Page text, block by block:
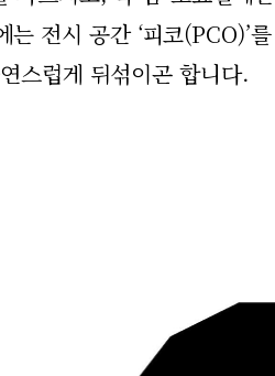
르치고, 목·금·토요일에는
전시 공간 ‘피코(PCO)’를
스럽게 뒤섞이곤 합니다.